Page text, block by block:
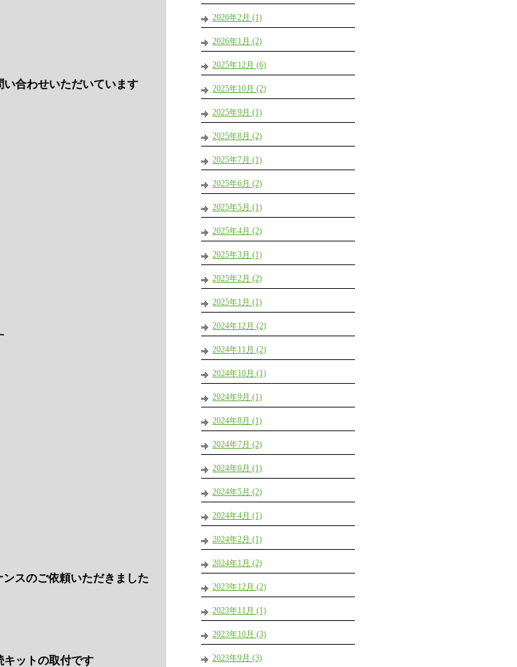
合わせいただいています
スのご依頼いただきました
キットの取付です
2026年2月 (1)
2026年1月 (2)
2025年12月 (6)
2025年10月 (2)
2025年9月 (1)
2025年8月 (2)
2025年7月 (1)
2025年6月 (2)
2025年5月 (1)
2025年4月 (2)
2025年3月 (1)
2025年2月 (2)
2025年1月 (1)
2024年12月 (2)
2024年11月 (2)
2024年10月 (1)
2024年9月 (1)
2024年8月 (1)
2024年7月 (2)
2024年6月 (1)
2024年5月 (2)
2024年4月 (1)
2024年2月 (1)
2024年1月 (2)
2023年12月 (2)
2023年11月 (1)
2023年10月 (3)
2023年9月 (3)